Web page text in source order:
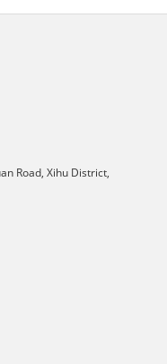
Road, Xihu District,